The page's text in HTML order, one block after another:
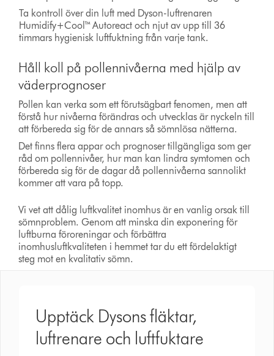
Ta kontroll över din luft med Dyson-luftrenaren
Humidify+Cool™ Autoreact och njut av upp till 36
timmars hygienisk luftfuktning från varje tank.
Håll koll på pollennivåerna med hjälp av
väderprognoser
Pollen kan verka som ett förutsägbart fenomen, men att
förstå hur nivåerna förändras och utvecklas är nyckeln till
att förbereda sig för de annars så sömnlösa nätterna.
Det finns flera appar och prognoser tillgängliga som ger
råd om pollennivåer, hur man kan lindra symtomen och
förbereda sig för de dagar då pollennivåerna sannolikt
kommer att vara på topp.
Vi vet att dålig luftkvalitet inomhus är en vanlig orsak till
sömnproblem. Genom att minska din exponering för
luftburna föroreningar och förbättra
inomhusluftkvaliteten i hemmet tar du ett fördelaktigt
steg mot en kvalitativ sömn.
Upptäck Dysons fläktar,
luftrenare och luftfuktare